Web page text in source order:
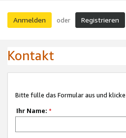
Anmelden oder Registrieren
Kontakt
Bitte fülle das Formular aus und
Ihr Name: *